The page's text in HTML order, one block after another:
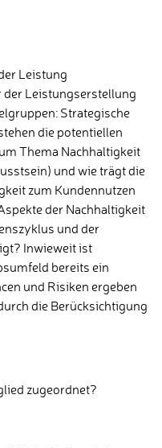
Leistung
Leistungserstellung
Strategische
die potentiellen
Thema Nachhaltigkeit
und wie trägt die
zum Kundennutzen
der Nachhaltigkeit
und der
Inwieweit ist
bereits ein
und Risiken ergeben
die Berücksichtigung
zugeordnet?